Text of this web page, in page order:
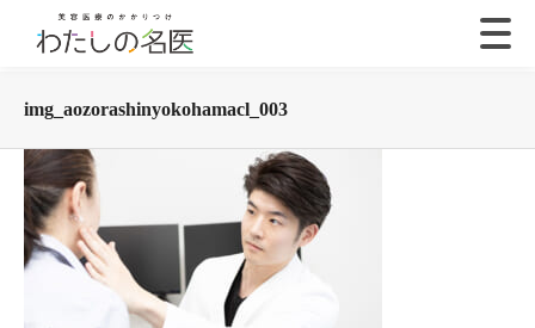
img_aozorashinyokohamacl_003